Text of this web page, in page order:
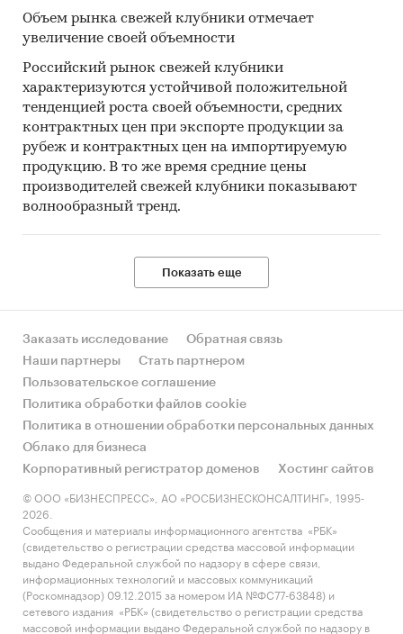
Объем рынка свежей клубники отмечает
увеличение своей объемности
Российский рынок свежей клубники
характеризуются устойчивой положительной
тенденцией роста своей объемности, средних
контрактных цен при экспорте продукции за
рубеж и контрактных цен на импортируемую
продукцию. В то же время средние цены
производителей свежей клубники показывают
волнообразный тренд.
Показать еще
Заказать исследование
Обратная связь
Наши партнеры
Стать партнером
Пользовательское соглашение
Политика обработки файлов cookie
Политика в отношении обработки персональных данных
Облако для бизнеса
Корпоративный регистратор доменов
Хостинг сайтов
© ООО «БИЗНЕСПРЕСС», АО «РОСБИЗНЕСКОНСАЛТИНГ», 1995-
2026.
Сообщения и материалы информационного агентства «РБК»
(свидетельство о регистрации средства массовой информации
выдано Федеральной службой по надзору в сфере связи,
информационных технологий и массовых коммуникаций
(Роскомнадзор) 09.12.2015 за номером ИА №ФС77-63848) и
сетевого издания «РБК» (свидетельство о регистрации средства
массовой информации выдано Федеральной службой по надзору в